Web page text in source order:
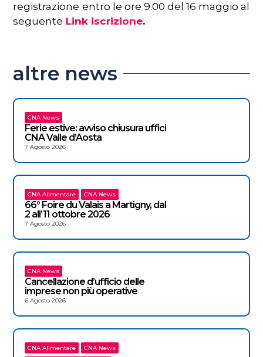
registrazione entro le ore 9.00 del 16 maggio al
seguente Link iscrizione.
altre news
CNA News
Ferie estive: avviso chiusura uffici
CNA Valle d’Aosta
7 Agosto 2026
CNA Alimentare CNA News
66° Foire du Valais a Martigny, dal
2 all’11 ottobre 2026
7 Agosto 2026
CNA News
Cancellazione d’ufficio delle
imprese non più operative
6 Agosto 2026
CNA Alimentare
CNA News